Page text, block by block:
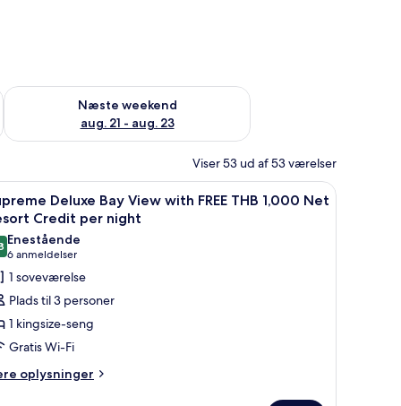
14 - aug. 16
Næste weekend
aug. 21 - aug. 23
Tjek tilgængelighed for næste weekend aug. 21 - aug. 23
Viser 53 ud af 53 værelser
bakke og et spabad. Et trægulvs værelse med et badekar, et bord
4
Deluxe Bay View with FREE THB 1,000 Net
Credit per night
ud af 10
Enestående
6 anmeldelser
(6
anmeldelser)
1 soveværelse
Plads til 3 personer
1 kingsize-seng
Gratis Wi-Fi
oplysninger